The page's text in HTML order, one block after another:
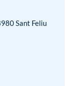
Sant Feliu